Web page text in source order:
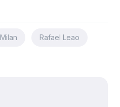
Milan Rafael Leao